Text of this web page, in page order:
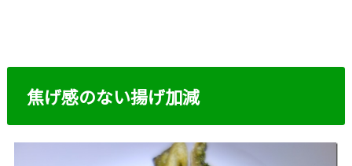
焦げ感のない揚げ加減